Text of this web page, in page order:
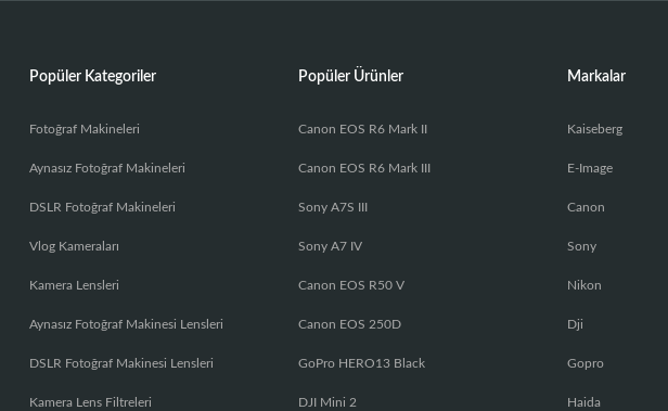
Popüler Kategoriler
Fotoğraf Makineleri
Aynasız Fotoğraf Makineleri
DSLR Fotoğraf Makineleri
Vlog Kameraları
Kamera Lensleri
Aynasız Fotoğraf Makinesi Lensleri
DSLR Fotoğraf Makinesi Lensleri
Kamera Lens Filtreleri
Popüler Ürünler
Canon EOS R6 Mark II
Canon EOS R6 Mark III
Sony A7S III
Sony A7 IV
Canon EOS R50 V
Canon EOS 250D
GoPro HERO13 Black
DJI Mini 2
Markalar
Kaiseberg
E-Image
Canon
Sony
Nikon
Dji
Gopro
Haida